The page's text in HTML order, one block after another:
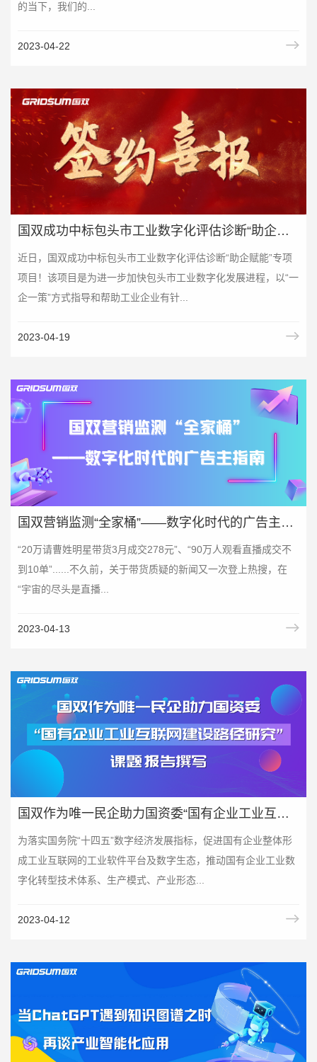
的当下，我们的...
2023-04-22
国双成功中标包头市工业数字化评估诊断“助企赋能”专项项目
近日，国双成功中标包头市工业数字化评估诊断“助企赋能”专项
项目！该项目是为进一步加快包头市工业数字化发展进程，以“一
企一策”方式指导和帮助工业企业有针...
2023-04-19
国双营销监测“全家桶”——数字化时代的广告主指南
“20万请曹姓明星带货3月成交278元”、“90万人观看直播成交不
到10单”......不久前，关于带货质疑的新闻又一次登上热搜，在
“宇宙的尽头是直播...
2023-04-13
国双作为唯一民企助力国资委“国有企业工业互联网建设路径研究”课题报告撰写
为落实国务院“十四五”数字经济发展指标，促进国有企业整体形
成工业互联网的工业软件平台及数字生态，推动国有企业工业数
字化转型技术体系、生产模式、产业形态...
2023-04-12